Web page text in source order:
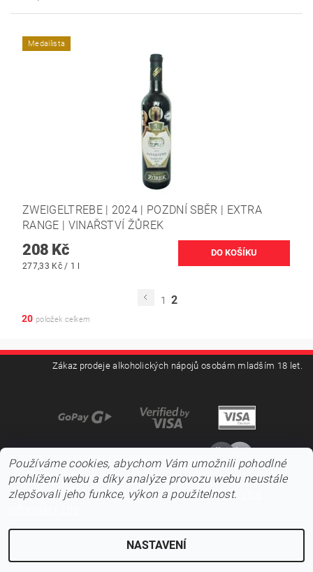
Medailista
ZWEIGELTREBE | 2024 | POZDNÍ SBĚR | EXTRA
RANGE | VINAŘSTVÍ ŽŮREK
208 Kč
277,33 Kč / 1 l
1 2
20 položek celkem
Zákaz prodeje alkoholických nápojů osobám mladším 18 let.
2026 ©Pojďnavíno.cz, všechna práva vyhrazena
Používáme cookies, abychom Vám umožnili pohodlné
prohlížení webu a díky analýze provozu webu neustále
zlepšovali jeho funkce, výkon a použitelnost.
NASTAVENÍ